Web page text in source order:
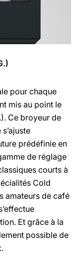
pour chaque
mis au point le
Ce broyeur de
prédéfinie en
de réglage
courts à
Cold
amateurs de café
Et grâce à la
possible de